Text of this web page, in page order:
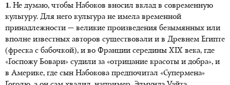
1. Не думаю, чтобы Набоков вносил вклад в современную
культуру. Для него культура не имела временной
принадлежности — великие произведения безымянных или
вполне известных авторов существовали и в Древнем Египте
(фреска с бабочкой), и во Франции середины XIX века, где
«Госпожу Бовари» судили за «отрицание красоты и добра», и
в Америке, где сын Набокова предпочитал «Супермена»